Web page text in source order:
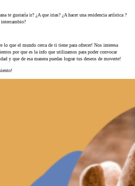
te gustaría ir? ¿A que irias? ¿A hacer una residencia artística ?
intercambio?
lo que el mundo cerca de ti tiene para ofrecer! Nos interesa
por que es la info que utilizamos para poder convocar
y que de esa manera puedas lograr tus deseos de moverte!